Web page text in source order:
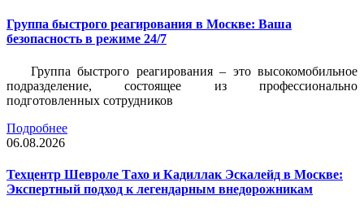
Группа быстрого реагирования в Москве: Ваша
безопасность в режиме 24/7
Группа быстрого реагирования – это высокомобильное
подразделение, состоящее из профессионально
подготовленных сотрудников
Подробнее
06.08.2026
Техцентр Шевроле Тахо и Кадиллак Эскалейд в Москве:
Экспертный подход к легендарным внедорожникам